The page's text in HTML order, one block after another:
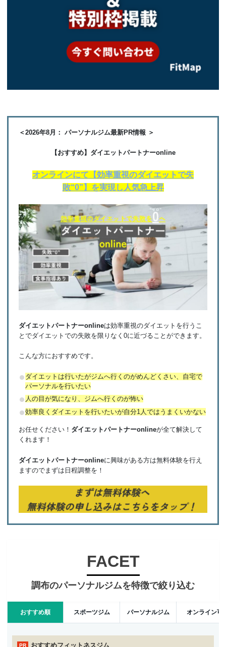
＜2026年8月： パーソナルジム最新PR情報 ＞
【おすすめ】ダイエットパートナーonline
オンラインにて【効率重視のダイエットで失
敗“0”】を実現し人気急上昇
ダイエットパートナーonlineは効率重視のダイエットを行うこ
とでダイエットでの失敗を限りなく0に近づることができます。
こんな方におすすめです。
ダイエットは行いたがジムへ行くのがめんどくさい、自宅で
パーソナルを行いたい
人の目が気になり、ジムへ行くのが怖い
効率良くダイエットを行いたいが自分1人ではうまくいかない
お任せください！ ダイエットパートナーonlineが全て解決して
くれます！
ダイエットパートナーonlineに興味がある方は無料体験を行え
ますのでまずは日程調整を！
FACET
調布のパーソナルジムを特徴で絞り込む
おすすめ順 スポーツジム パーソナルジム オンライン可
PR おすすめフィットネスジム